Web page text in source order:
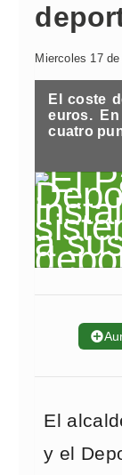
Miercoles 17
El coste
euros.
cuatro
➕
El
y el